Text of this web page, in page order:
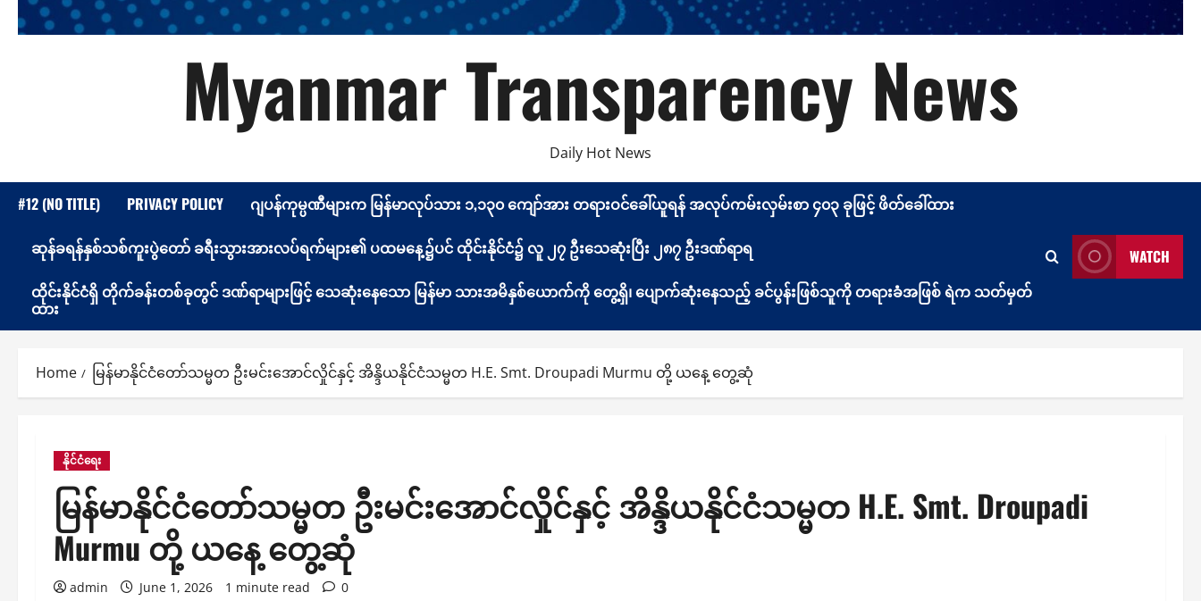
Myanmar Transparency News
Daily Hot News
#12 (NO TITLE) PRIVACY POLICY ဂျပန်ကုမ္ပဏီများက မြန်မာလုပ်သား ၁,၁၃၀ ကျော်အား တရားဝင်ခေါ်ယူရန် အလုပ်ကမ်းလှမ်းစာ ၄၀၃ ခုဖြင့် ဖိတ်ခေါ်ထား
ဆုန်ခရန်နှစ်သစ်ကူးပွဲတော် ခရီးသွားအားလပ်ရက်များ၏ ပထမနေ့၌ပင် ထိုင်းနိုင်ငံ၌ လူ ၂၇ ဦးသေဆုံးပြီး ၂၈၇ ဦးဒဏ်ရာရ
ထိုင်းနိုင်ငံရှိ တိုက်ခန်းတစ်ခုတွင် ဒဏ်ရာများဖြင့် သေဆုံးနေသော မြန်မာ သားအမိနှစ်ယောက်ကို တွေ့ရှိ၊ ပျောက်ဆုံးနေသည့် ခင်ပွန်းဖြစ်သူကို တရားခံအဖြစ် ရဲက သတ်မှတ်
ထား
WATCH
Home မြန်မာနိုင်ငံတော်သမ္မတ ဦးမင်းအောင်လှိုင်နှင့် အိန္ဒိယနိုင်ငံသမ္မတ H.E. Smt. Droupadi Murmu တို့ ယနေ့ တွေ့ဆုံ
နိုင်ငံရေး
မြန်မာနိုင်ငံတော်သမ္မတ ဦးမင်းအောင်လှိုင်နှင့် အိန္ဒိယနိုင်ငံသမ္မတ H.E. Smt. Droupadi
Murmu တို့ ယနေ့ တွေ့ဆုံ
admin June 1, 2026 1 minute read 0